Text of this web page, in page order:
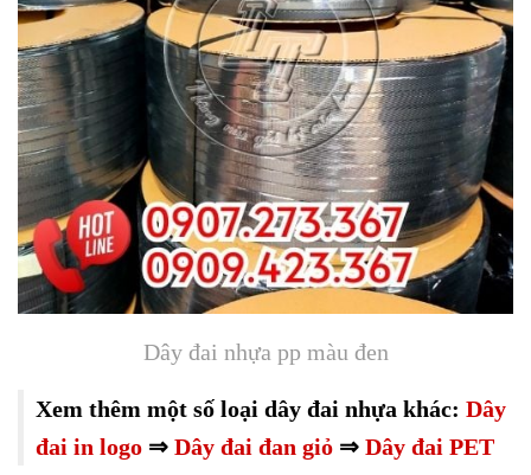
Dây đai nhựa pp màu đen
Xem thêm một số loại dây đai nhựa khác: Dây
đai in logo ⇒ Dây đai đan giỏ ⇒ Dây đai PET